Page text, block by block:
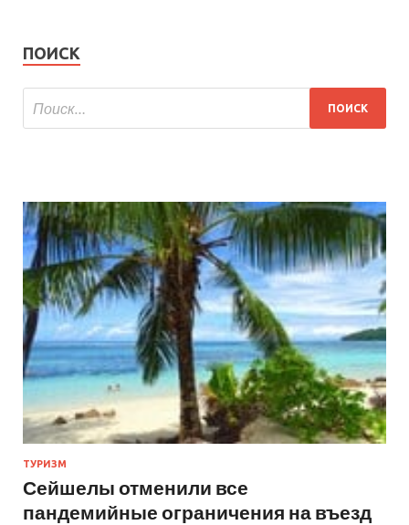
ПОИСК
ТУРИЗМ
Сейшелы отменили все
пандемийные ограничения на въезд